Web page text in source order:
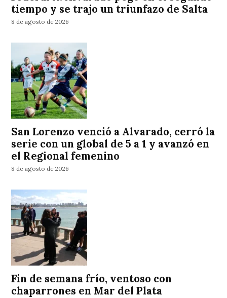
tiempo y se trajo un triunfazo de Salta
8 de agosto de 2026
San Lorenzo venció a Alvarado, cerró la
serie con un global de 5 a 1 y avanzó en
el Regional femenino
8 de agosto de 2026
Fin de semana frío, ventoso con
chaparrones en Mar del Plata